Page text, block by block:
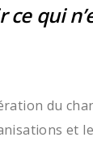
qui
du
et